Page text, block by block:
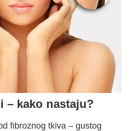
– kako nastaju?
fibroznog tkiva – gustog